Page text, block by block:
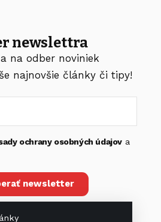
newslettra
na odber noviniek
najnovšie články či tipy!
ochrany osobných údajova
newsletter